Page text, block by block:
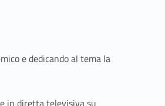
e dedicando al tema la